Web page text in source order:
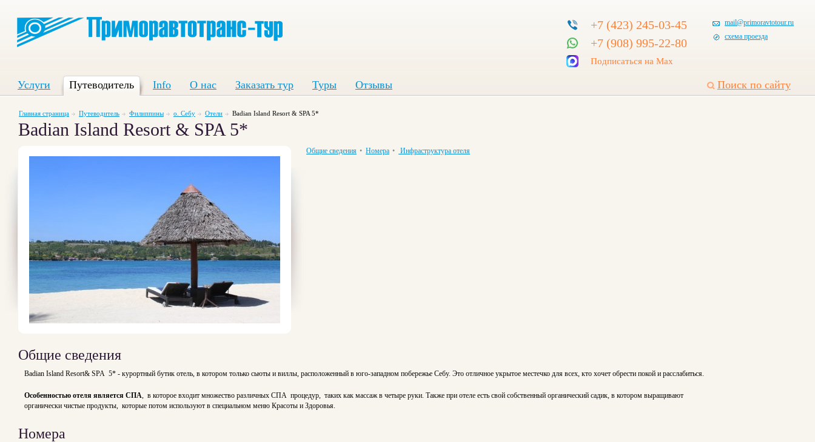
+7 (423) 245-03-45
+7 (908) 995-22-80
Подписаться на Max
mail@primoravtotour.ru
схема проезда
Поиск по сайту
Услуги Путеводитель Info О нас Заказать тур Туры Отзывы
Главная страница Путеводитель Филиппины о. Себу Отели Badian Island Resort & SPA 5*
Badian Island Resort & SPA 5*
Общие сведения • Номера • Инфраструктура отеля
Общие сведения
Badian Island Resort& SPA 5* - курортный бутик отель, в котором только сьюты и виллы, расположенный в юго-западном побережье Себу. Это отличное укрытое местечко для всех, кто хочет обрести покой и расслабиться.
Особенностью отеля является СПА, в которое входит множество различных СПА процедур, таких как массаж в четыре руки. Также при отеле есть свой собственный органический садик, в котором выращивают
органически чистые продукты, которые потом используют в специальном меню Красоты и Здоровья.
Номера